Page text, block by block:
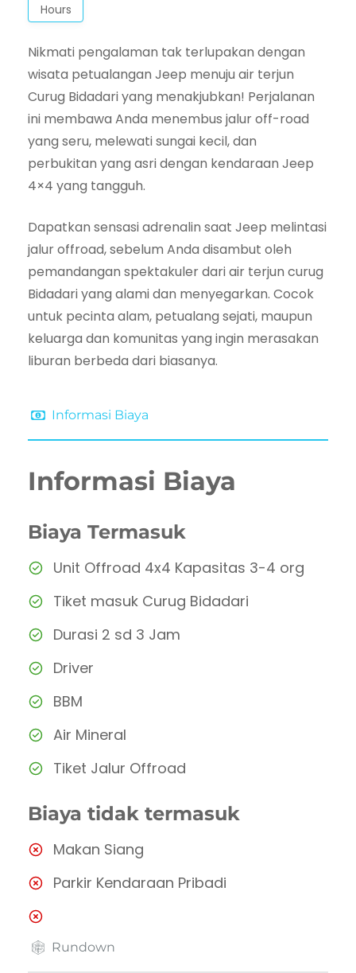
Hours
Nikmati pengalaman tak terlupakan dengan
wisata petualangan Jeep menuju air terjun
Curug Bidadari yang menakjubkan! Perjalanan
ini membawa Anda menembus jalur off-road
yang seru, melewati sungai kecil, dan
perbukitan yang asri dengan kendaraan Jeep
4×4 yang tangguh.
Dapatkan sensasi adrenalin saat Jeep melintasi
jalur offroad, sebelum Anda disambut oleh
pemandangan spektakuler dari air terjun curug
Bidadari yang alami dan menyegarkan. Cocok
untuk pecinta alam, petualang sejati, maupun
keluarga dan komunitas yang ingin merasakan
liburan berbeda dari biasanya.
Informasi Biaya
Rundown
Informasi Biaya
Biaya Termasuk
Unit Offroad 4x4 Kapasitas 3-4 org
Tiket masuk Curug Bidadari
Durasi 2 sd 3 Jam
Driver
BBM
Air Mineral
Tiket Jalur Offroad
Biaya tidak termasuk
Makan Siang
Parkir Kendaraan Pribadi